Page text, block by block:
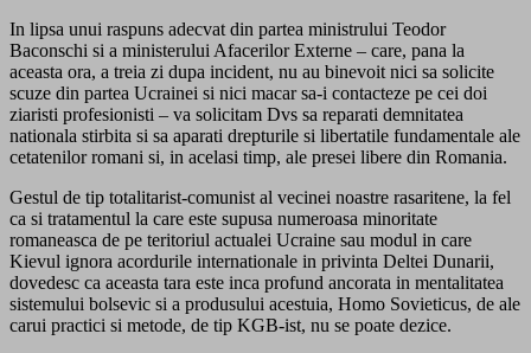
In lipsa unui raspuns adecvat din partea ministrului Teodor
Baconschi si a ministerului Afacerilor Externe – care, pana la
aceasta ora, a treia zi dupa incident, nu au binevoit nici sa solicite
scuze din partea Ucrainei si nici macar sa-i contacteze pe cei doi
ziaristi profesionisti – va solicitam Dvs sa reparati demnitatea
nationala stirbita si sa aparati drepturile si libertatile fundamentale ale
cetatenilor romani si, in acelasi timp, ale presei libere din Romania.
Gestul de tip totalitarist-comunist al vecinei noastre rasaritene, la fel
ca si tratamentul la care este supusa numeroasa minoritate
romaneasca de pe teritoriul actualei Ucraine sau modul in care
Kievul ignora acordurile internationale in privinta Deltei Dunarii,
dovedesc ca aceasta tara este inca profund ancorata in mentalitatea
sistemului bolsevic si a produsului acestuia, Homo Sovieticus, de ale
carui practici si metode, de tip KGB-ist, nu se poate dezice.